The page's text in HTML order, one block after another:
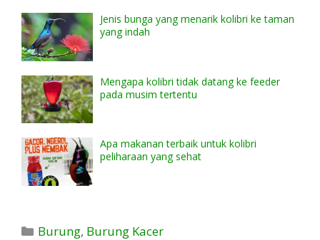
Jenis bunga yang menarik kolibri ke taman
yang indah
Mengapa kolibri tidak datang ke feeder
pada musim tertentu
Apa makanan terbaik untuk kolibri
peliharaan yang sehat
Kategori
Burung, Burung Kacer